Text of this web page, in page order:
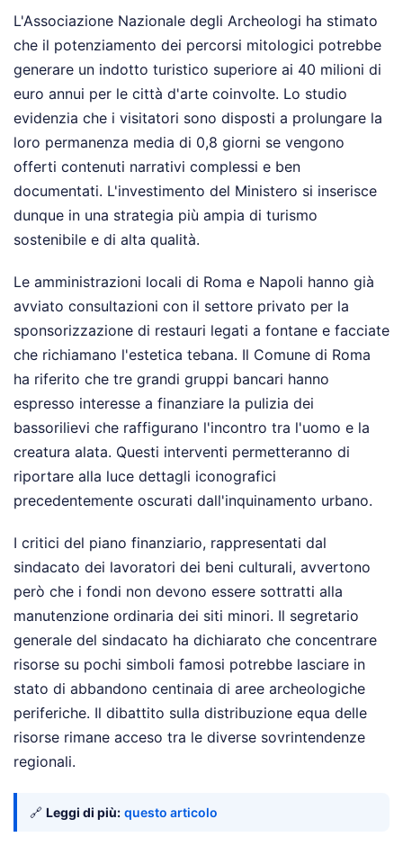
L'Associazione Nazionale degli Archeologi ha stimato
che il potenziamento dei percorsi mitologici potrebbe
generare un indotto turistico superiore ai 40 milioni di
euro annui per le città d'arte coinvolte. Lo studio
evidenzia che i visitatori sono disposti a prolungare la
loro permanenza media di 0,8 giorni se vengono
offerti contenuti narrativi complessi e ben
documentati. L'investimento del Ministero si inserisce
dunque in una strategia più ampia di turismo
sostenibile e di alta qualità.
Le amministrazioni locali di Roma e Napoli hanno già
avviato consultazioni con il settore privato per la
sponsorizzazione di restauri legati a fontane e facciate
che richiamano l'estetica tebana. Il Comune di Roma
ha riferito che tre grandi gruppi bancari hanno
espresso interesse a finanziare la pulizia dei
bassorilievi che raffigurano l'incontro tra l'uomo e la
creatura alata. Questi interventi permetteranno di
riportare alla luce dettagli iconografici
precedentemente oscurati dall'inquinamento urbano.
I critici del piano finanziario, rappresentati dal
sindacato dei lavoratori dei beni culturali, avvertono
però che i fondi non devono essere sottratti alla
manutenzione ordinaria dei siti minori. Il segretario
generale del sindacato ha dichiarato che concentrare
risorse su pochi simboli famosi potrebbe lasciare in
stato di abbandono centinaia di aree archeologiche
periferiche. Il dibattito sulla distribuzione equa delle
risorse rimane acceso tra le diverse sovrintendenze
regionali.
🔗 Leggi di più: questo articolo